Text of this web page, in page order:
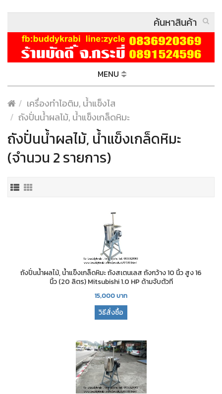
MENU
เครื่องทำไอติม, น้ำแข็งไส
ถังปั่นน้ำผลไม้, น้ำแข็งเกล็ดหิมะ
ถังปั่นน้ำผลไม้, น้ำแข็งเกล็ดหิมะ
(จำนวน 2 รายการ)
ถังปั่นน้ำผลไม้, น้ำแข็งเกล็ดหิมะ ถังสเตนเลส ถังกว้าง 10 นิ้ว สูง 16
นิ้ว (20 ลิตร) Mitsubishi 1.0 HP ด้ามจับตัวที
15,000บาท
วิธีสั่งซื้อ